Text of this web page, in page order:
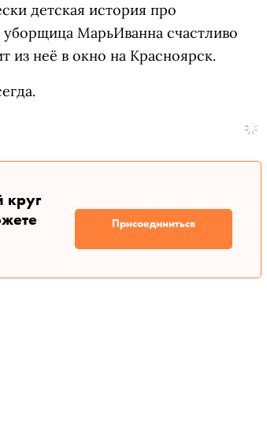
детская история про
уборщица МарьИванна счастливо
из неё в окно на Красноярск.
круг
Присоединиться